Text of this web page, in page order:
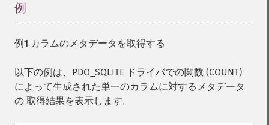
例
例1 カラムのメタデータを取得する
以下の例は、PDO_SQLITE ドライバでの関数 (COUNT)
によって生成された単一のカラムに対するメタデータ
の 取得結果を表示します。